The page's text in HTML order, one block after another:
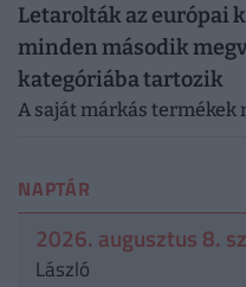
Letarolták az európai
minden második
kategóriába tartozik
A saját márkás termékek
NAPTÁR
2026. augusztus 8.
László